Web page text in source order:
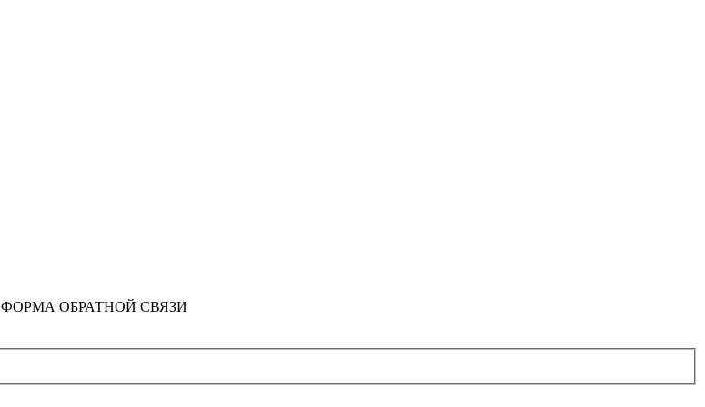
ФОРМА ОБРАТНОЙ СВЯЗИ